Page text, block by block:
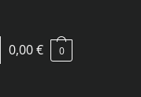
0,00€ 0